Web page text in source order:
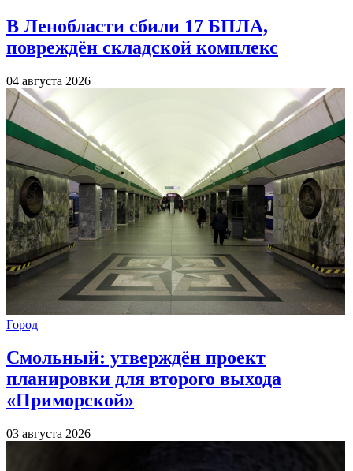
В Ленобласти сбили 17 БПЛА,
повреждён складской комплекс
04 августа 2026
Город
Смольный: утверждён проект
планировки для второго выхода
«Приморской»
03 августа 2026